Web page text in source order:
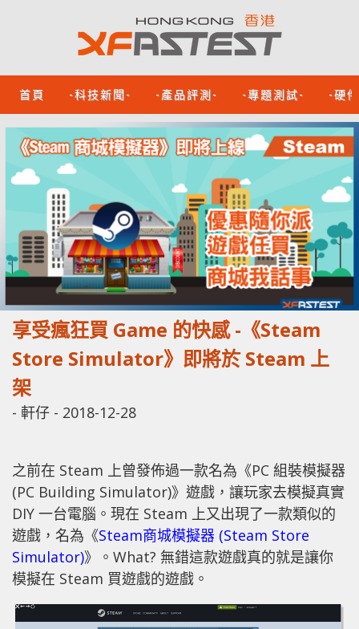
首頁 -科技新聞- -產品評測- -專題測試- -硬
享受瘋狂買 Game 的快感 -《Steam
Store Simulator》即將於 Steam 上
架
- 軒仔 - 2018-12-28
之前在 Steam 上曾發佈過一款名為《PC 組裝模擬器
(PC Building Simulator)》遊戲，讓玩家去模擬真實
DIY 一台電腦。現在 Steam 上又出現了一款類似的
遊戲，名為《Steam商城模擬器 (Steam Store
Simulator)》。What? 無錯這款遊戲真的就是讓你
模擬在 Steam 買遊戲的遊戲。